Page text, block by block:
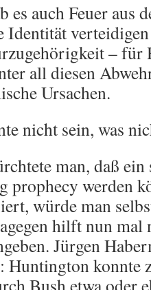
es auch Feuer aus
Identität
– für
all diesen
Ursachen.
nicht sein, was
man, daß ein
werden
würde man
hilft nun mal
Jürgen
Huntington konnte
Bush etwa oder